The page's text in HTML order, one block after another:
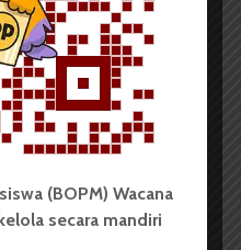
Utara 2026
wacana.org – Dua...
(BOPM) Wacana
secara mandiri